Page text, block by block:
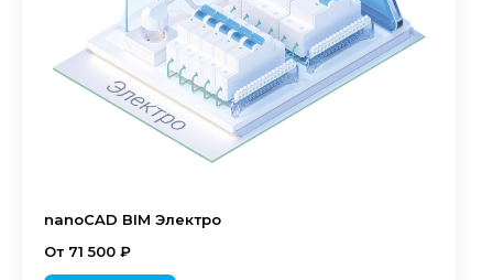
nanoCAD BIM Электро
От 71 500 ₽